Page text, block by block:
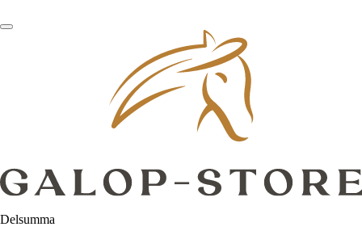
Delsumma